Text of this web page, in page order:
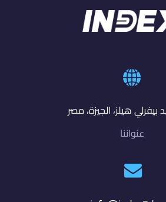
بيفرلي هيلز، الجيزة، مصر
عنواننا